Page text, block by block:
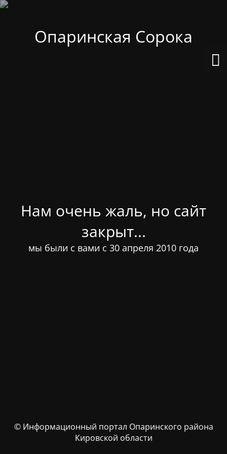
Опаринская Сорока
Нам очень жаль, но сайт
закрыт...
мы были с вами с 30 апреля 2010 года
© Информационный портал Опаринского района
Кировской области